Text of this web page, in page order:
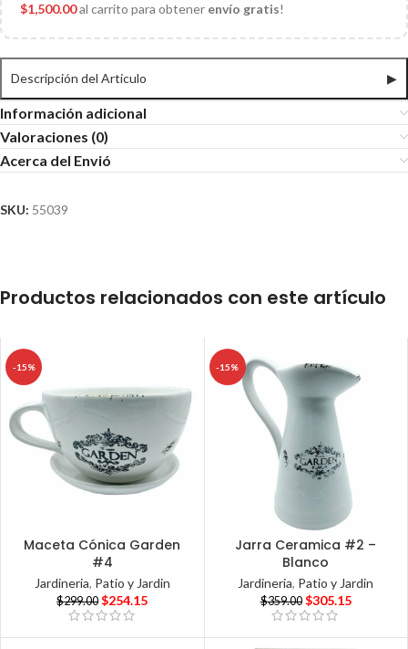
$1,500.00al carrito para obtener envío gratis!
Descripción del Articulo ▶
Información adicional
Valoraciones (0)
Acerca del Envió
SKU: 55039
Productos relacionados con este artículo
-15%
Maceta Cónica Garden
#4
Jardineria, Patio y Jardin
$299.00 $254.15
-15%
Jarra Ceramica #2 –
Blanco
Jardineria, Patio y Jardin
$359.00 $305.15